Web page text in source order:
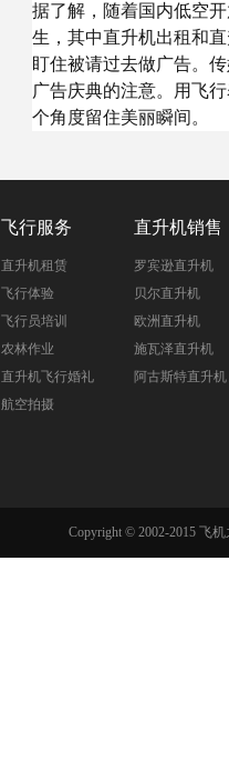
据了解，随着国内低空
生，其中直升机出租和
盯住被请过去做广告。
广告庆典的注意。用飞
个角度留住美丽瞬间。
飞行服务
直升机租赁
飞行体验
飞行员培训
农林作业
直升机飞行婚礼
航空拍摄
直升机销售
罗宾逊直升机
贝尔直升机
欧洲直升机
施瓦泽直升机
阿古斯特直升机
Copyright © 2002-2015 飞